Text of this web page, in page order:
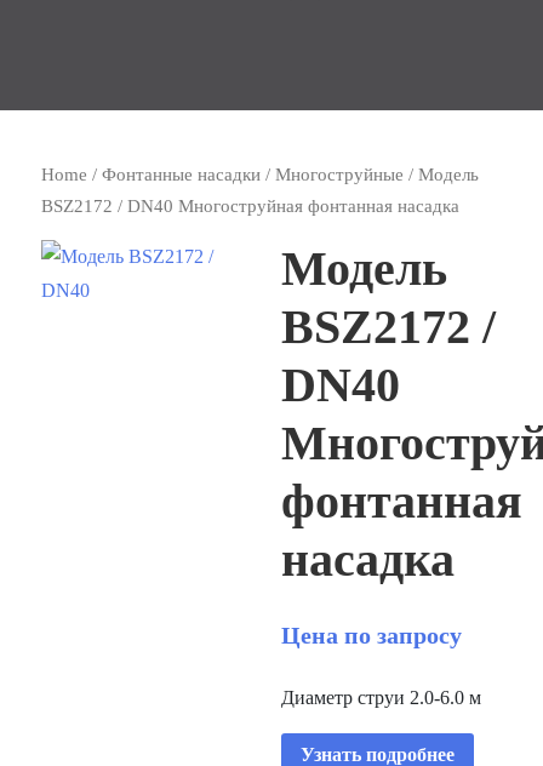
Home /Фонтанные насадки /Многоструйные / Модель
BSZ2172 / DN40 Многоструйная фонтанная насадка
Модель
BSZ2172 /
DN40
фонтанная
насадка
Цена по запросу
Диаметр струи 2.0-6.0 м
Узнать подробнее